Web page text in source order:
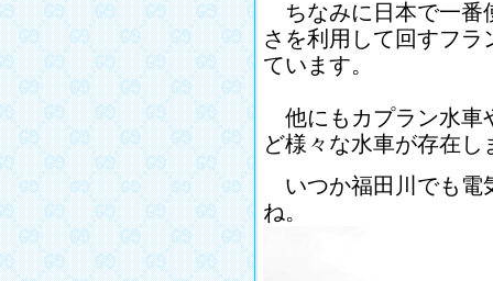
ちなみに日本で一番
さを利用して回すフ
ています。
他にもカプラン水車
ど様々な水車が存在し
いつか福田川でも電
ね。